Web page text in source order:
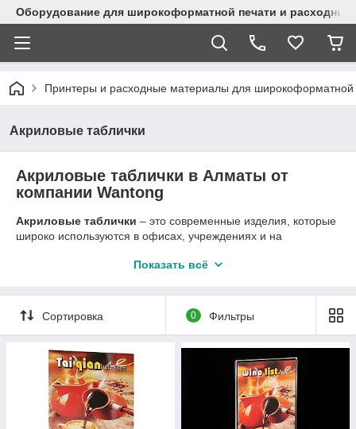
Оборудование для широкоформатной печати и
Принтеры и расходные материалы для широкоформатной
Акриловые таблички
Акриловые таблички в Алматы от
компании Wantong
Акриловые таблички – это современные изделия, которые
широко используются в офисах, учреждениях и на
информационных блоков. Благодаря своей эстетичности,
востребованным решением для создания привлекательного
дизайна и информативных указателей.
Показать всё
Сортировка 0 Фильтры